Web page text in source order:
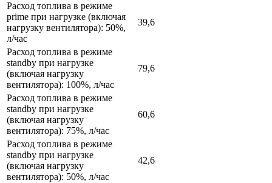
Расход топлива в режиме
prime при нагрузке (включая
нагрузку вентилятора): 50%,
л/час
39,6
Расход топлива в режиме
standby при нагрузке
(включая нагрузку
вентилятора): 100%, л/час
79,6
Расход топлива в режиме
standby при нагрузке
(включая нагрузку
вентилятора): 75%, л/час
60,6
Расход топлива в режиме
standby при нагрузке
(включая нагрузку
вентилятора): 50%, л/час
42,6